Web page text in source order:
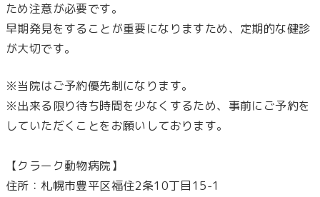
ため注意が必要です。
早期発見をすることが重要になりますため、定期的な健診
が大切です。
※当院はご予約優先制になります。
※出来る限り待ち時間を少なくするため、事前にご予約を
していただくことをお願いしております。
【クラーク動物病院】
住所：札幌市豊平区福住2条10丁目15-1